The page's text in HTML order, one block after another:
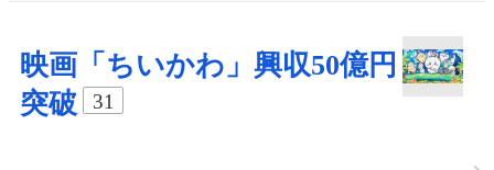
映画「ちいかわ」興収50億円
突破
31